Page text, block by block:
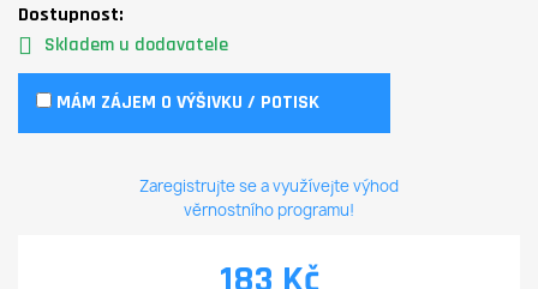
Dostupnost:
Skladem u dodavatele
MÁM ZÁJEM O VÝŠIVKU / POTISK
Zaregistrujte se a využívejte výhod
věrnostního programu!